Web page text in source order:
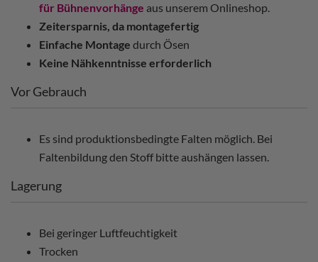
für Bühnenvorhänge aus unserem Onlineshop.
Zeitersparnis, da montagefertig
Einfache Montage durch Ösen
Keine Nähkenntnisse erforderlich
Vor Gebrauch
Es sind produktionsbedingte Falten möglich. Bei
Faltenbildung den Stoff bitte aushängen lassen.
Lagerung
Bei geringer Luftfeuchtigkeit
Trocken